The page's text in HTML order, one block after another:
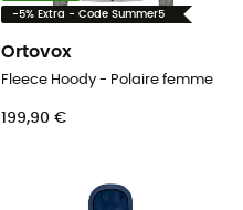
-5% Extra - Code Summer5
Ortovox
Fleece Hoody - Polaire femme
199,90 €